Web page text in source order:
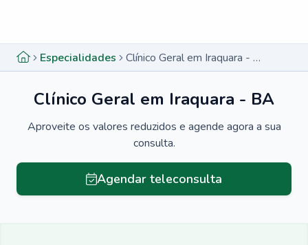
Especialidades Clínico Geral em Iraquara - BA
Clínico Geral em Iraquara - BA
Aproveite os valores reduzidos e agende agora a sua
consulta.
Agendar teleconsulta